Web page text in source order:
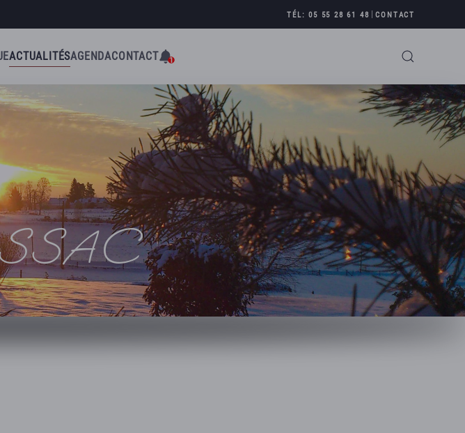
TÉL: 05 55 28 61 48 |CONTACT
ACTUALITÉSAGENDACONTACT